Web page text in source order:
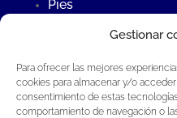
Gestionar
Para ofrecer las mejores
cookies para almacenar y/o
consentimiento de estas
comportamiento de navegación o
Pies
Últimas Noticias
Contraste frío – calor